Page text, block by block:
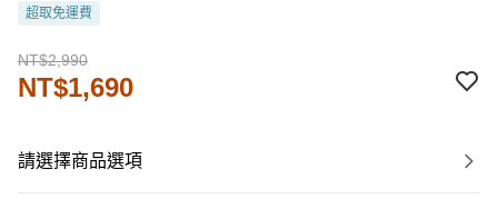
超取免運費
NT$2,990
NT$1,690
請選擇商品選項